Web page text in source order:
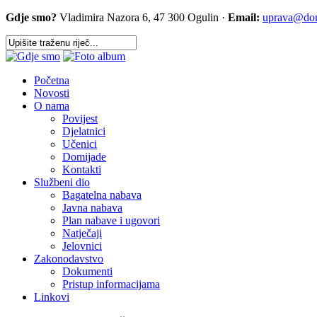
Gdje smo? Vladimira Nazora 6, 47 300 Ogulin · Email:
Početna
Novosti
O nama
Povijest
Djelatnici
Učenici
Domijade
Kontakti
Službeni dio
Bagatelna nabava
Javna nabava
Plan nabave i ugovori
Natječaji
Jelovnici
Zakonodavstvo
Dokumenti
Pristup informacijama
Linkovi